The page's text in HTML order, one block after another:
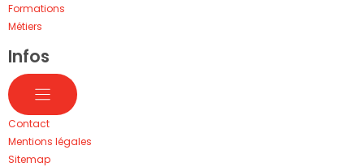
Formations
Métiers
Infos
Contact
Mentions légales
Sitemap